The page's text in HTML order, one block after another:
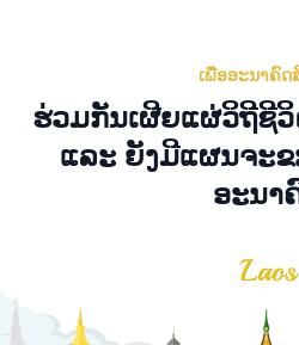
ເພື່ອອະນາຄົດ
ຮ່ວມກັນເຜີຍແຜ່ວິຖີຊີ
ແລະ ຍັງມີແຜນຈະ
ອະນາ